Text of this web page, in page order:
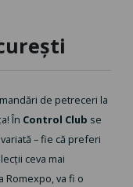
de petreceri la
În Control Club se
– fie că preferi
ceva mai
Romexpo, va fi o